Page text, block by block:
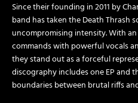
Since their founding in 2011 by
band has taken the Death Thrash
uncompromising intensity. With
commands with powerful vocals
they stand out as a forceful
discography includes one EP and
boundaries between brutal riffs